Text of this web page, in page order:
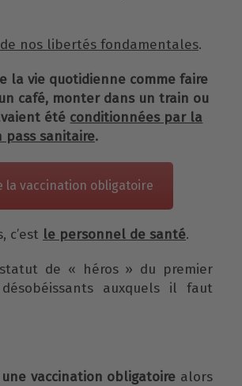
nos libertés fondamentales.
la vie quotidienne comme faire
café, monter dans un train ou
été conditionnées par la
pass sanitaire.
la vaccination obligatoire
c’est le personnel de santé.
de « héros » du premier
auxquels il faut
vaccination obligatoire alors